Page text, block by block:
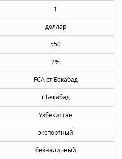
1
доллар
550
2%
FCA ст Бекабад
г Бекабад
Узбекистан
экспортный
безналичный